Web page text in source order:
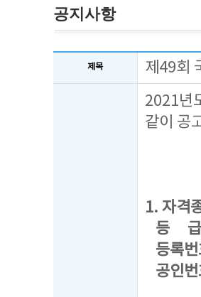
공지사항
제목 제49회
2021년
같이 공
1. 자격
등 급
등록
공인